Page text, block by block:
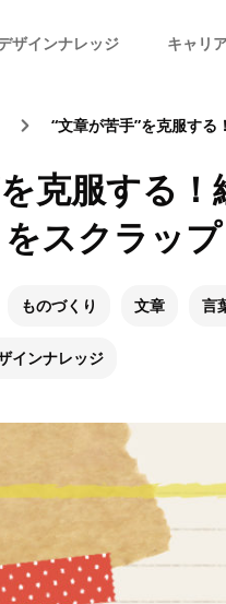
ザインナレッジ キャリ
“文章が苦手”を克服する！絵
克服する
スクラッ
ものづくり 文章 言
インナレッジ